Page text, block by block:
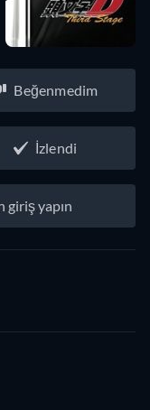
Beğenmedim
İzlendi
giriş yapın